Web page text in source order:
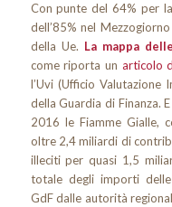
Con punte del 64% per
dell’85% nel
della Ue. La mappa
come riporta un articolo
l’Uvi (Ufficio
della Guardia di Finanza.
2016 le Fiamme Gialle,
oltre 2,4 miliardi di
illeciti per quasi 1,5
totale degli importi
GdF dalle autorità